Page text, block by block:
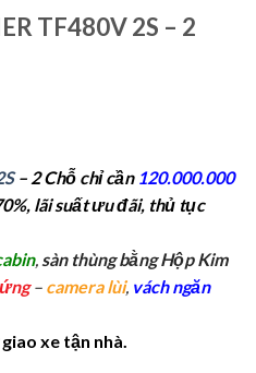
TF480V 2S – 2
– 2 Chỗ chỉ cần120.000.000
lãi suất ưu đãi, thủ tục
, sàn thùng bằng Hộp Kim
– camera lùi, vách ngăn
xe tận nhà.